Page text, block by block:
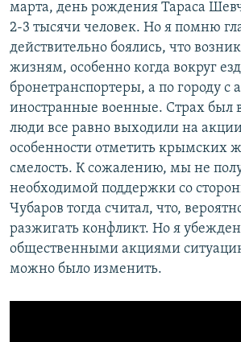
марта, день рождения Тараса
2-3 тысячи человек. Но я помню
действительно боялись, что
жизням, особенно когда вокруг
бронетранспортеры, а по городу с
иностранные военные. Страх был
люди все равно выходили на
особенности отметить крымских
смелость. К сожалению, мы не
необходимой поддержки со
Чубаров тогда считал, что,
разжигать конфликт. Но я
общественными акциями
можно было изменить.